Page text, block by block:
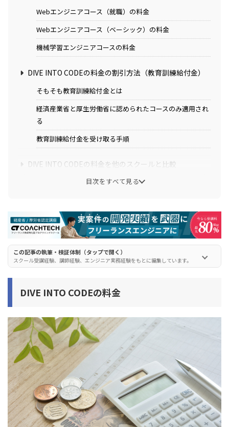
Webエンジニアコース（就職）の料金
Webエンジニアコース（ベーシック）の料金
機械学習エンジニアコースの料金
DIVE INTO CODEの料金の割引方法（教育訓練給付金）
そもそも教育訓練給付金とは
経済産業省と厚生労働省に認められたコースのみ適用され
る
教育訓練給付金を受け取る手順
DIVE INTO CODEの料金を他のスクールと比較
まとめ：DIVE INTO CODEの料金は高い？【割引で安く
目次をすべて見る
この記事の執筆・検証体制（タップで開く）
スクール受講経験、講師経験、エンジニア実務経験をもとに編集しています。
DIVE INTO CODEの料金